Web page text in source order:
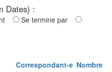
Dates) :
Se termine par
Correspondant-e Nombre